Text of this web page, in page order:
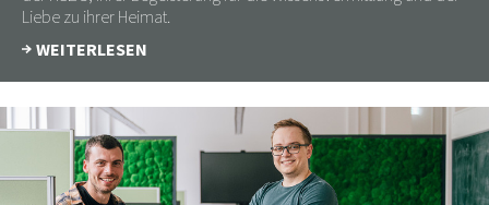
Liebe zu ihrer Heimat.
WEITERLESEN